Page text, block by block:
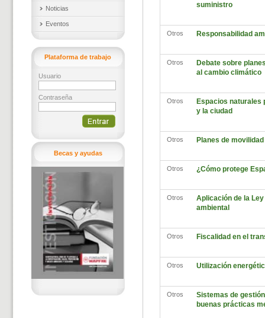
Noticias
Eventos
Plataforma de trabajo
Usuario
Contraseña
Becas y ayudas
suministro
Otros Responsabilidad
Otros
Debate sobre
al cambio climático
Otros
Espacios naturales
y la ciudad
Otros Planes de
Otros ¿Cómo protege
Otros
Aplicación de la
ambiental
Otros Fiscalidad en el
Otros Utilización
Otros
Sistemas de
buenas prácticas